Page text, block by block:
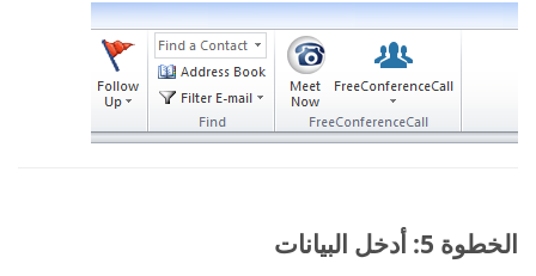
الخطوة 5: أدخل البيانات